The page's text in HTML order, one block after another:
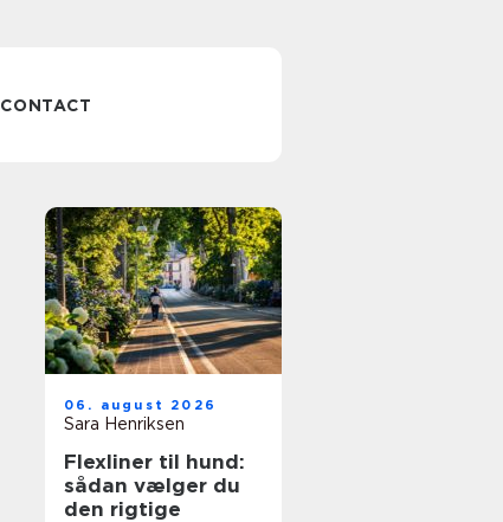
CONTACT
06. august 2026
Sara Henriksen
Flexliner til hund:
sådan vælger du
den rigtige